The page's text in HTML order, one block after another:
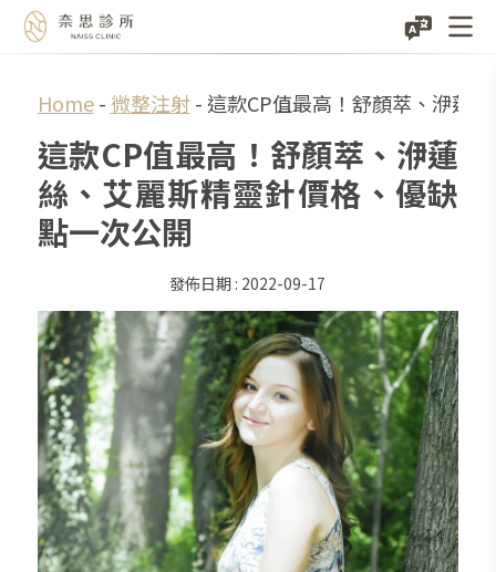
content
Home- 微整注射 - 這款CP值最高！舒顏萃、洢蓮
這款CP值最高！舒顏萃、洢蓮
絲、艾麗斯精靈針價格、優缺
點一次公開
2022-09-17